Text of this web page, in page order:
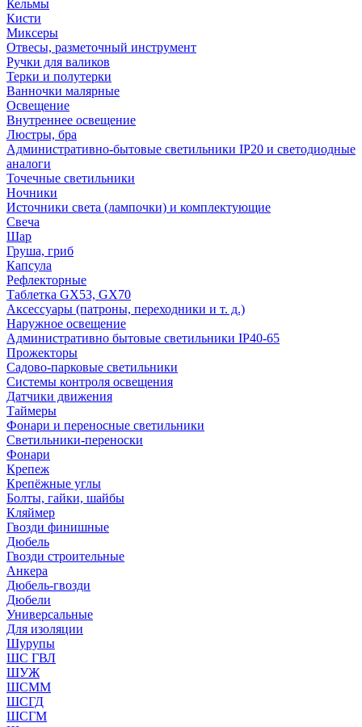
Кельмы
Кисти
Миксеры
Отвесы, разметочный инструмент
Ручки для валиков
Терки и полутерки
Ванночки малярные
Освещение
Внутреннее освещение
Люстры, бра
Административно-бытовые светильники IP20 и светодиодные
аналоги
Точечные светильники
Ночники
Источники света (лампочки) и комплектующие
Свеча
Шар
Груша, гриб
Капсула
Рефлекторные
Таблетка GX53, GX70
Аксессуары (патроны, переходники и т. д.)
Наружное освещение
Административно бытовые светильники IP40-65
Прожекторы
Садово-парковые светильники
Системы контроля освещения
Датчики движения
Таймеры
Фонари и переносные светильники
Светильники-переноски
Фонари
Крепеж
Крепёжные углы
Болты, гайки, шайбы
Кляймер
Гвозди финишные
Дюбель
Гвозди строительные
Анкера
Дюбель-гвозди
Дюбели
Универсальные
Для изоляции
Шурупы
ШС ГВЛ
ШУЖ
ШСММ
ШСГД
ШСГМ